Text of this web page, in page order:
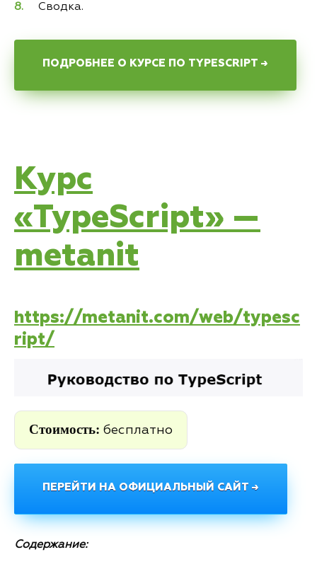
Сводка.
ПОДРОБНЕЕ О КУРСЕ ПО TYPESCRIPT →
Курс
«TypeScript» —
metanit
https://metanit.com/web/typesc
ript/
Стоимость: бесплатно
ПЕРЕЙТИ НА ОФИЦИАЛЬНЫЙ САЙТ →
Содержание: